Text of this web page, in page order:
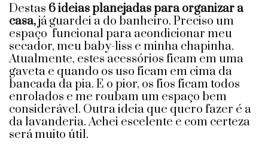
Destas 6 ideias planejadas para organizar a
casa,já guardei a do banheiro. Preciso um
espaço funcional para acondicionar meu
secador, meu baby-liss e minha chapinha.
Atualmente, estes acessórios ficam em uma
gaveta e quando os uso ficam em cima da
bancada da pia. E o pior, os fios ficam todos
enrolados e me roubam um espaço bem
considerável. Outra ideia que quero fazer é a
da lavanderia. Achei escelente e com certeza
será muito útil.